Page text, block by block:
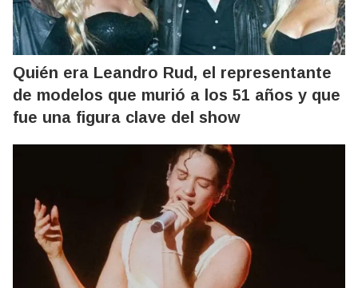
Quién era Leandro Rud, el representante
de modelos que murió a los 51 años y que
fue una figura clave del show